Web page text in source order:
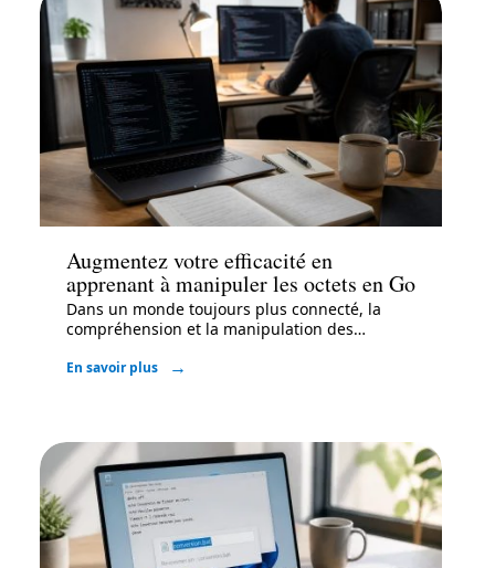
Informatique
Augmentez votre efficacité en
apprenant à manipuler les octets en Go
Dans un monde toujours plus connecté, la
compréhension et la manipulation des…
En savoir plus